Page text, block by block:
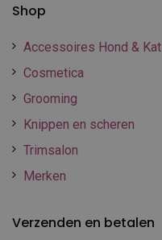
Shop
Accessoires Hond & Kat
Cosmetica
Grooming
Knippen en scheren
Trimsalon
Merken
Verzenden en betalen